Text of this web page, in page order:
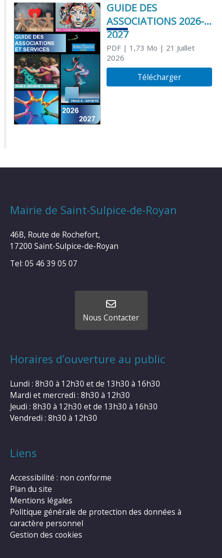
GUIDE DES
ASSOCIATIONS 2026-
2027
PDF| 1,73 Mo | 21 Juillet
2026
Télécharger
Mairie de Saint-Sulpice-de-Royan
46B, Route de Rochefort,
17200 Saint-Sulpice-de-Royan
Tel: 05 46 39 05 07
Nous Contacter
Horaires d’ouverture au public
Lundi : 8h30 à 12h30 et de 13h30 à 16h30
Mardi et mercredi : 8h30 à 12h30
Jeudi : 8h30 à 12h30 et de 13h30 à 16h30
Vendredi : 8h30 à 12h30
Liens
Accessibilité : non conforme
Plan du site
Mentions légales
Politique générale de protection des données à
caractère personnel
Gestion des cookies